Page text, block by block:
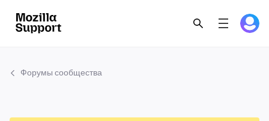
Форумы сообщества